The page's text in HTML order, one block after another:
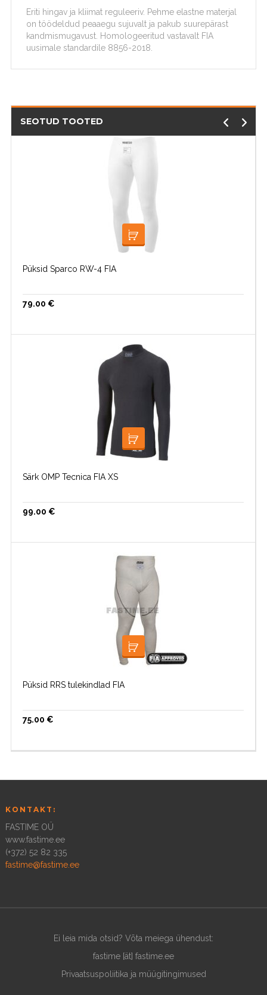
Eriti hingav ja kliimat reguleeriv. Pehme elastne materjal
on töödeldud peaaegu sujuvalt ja pakub suurepärast
kandmismugavust. Homologeeritud vastavalt FIA
uusimale standardile 8856-2018.
SEOTUD TOOTED
VALI
Püksid Sparco RW-4 FIA
79.00 €
LISA KORVI
Särk OMP Tecnica FIA XS
99.00 €
VALI
Püksid RRS tulekindlad FIA
75.00 €
KONTAKT:
FASTIME OÜ
www.fastime.ee
(+372) 52 82 335
fastime@fastime.ee
Ei leia mida otsid? Võta meiega ühendust:
fastime [ät] fastime.ee
Privaatsuspoliitika ja müügitingimused